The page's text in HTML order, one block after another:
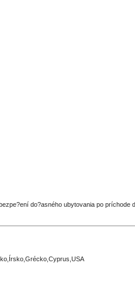
do?asného ubytovania po príchode